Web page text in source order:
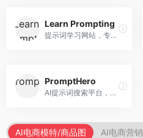
Learn Prompting
提示词学习网站，专注于提示词工程教育。面向AI学习者，提供提示词教程、最佳实践、案例研究等资源，教学内容系统。
PromptHero
AI提示词搜索平台，整合多种AI工具提示词资源。面向AI创作者，提供提示词搜索、模板库、社区分享等服务，提示词资源丰富。
AI电商模特/商品图 AI电商营销